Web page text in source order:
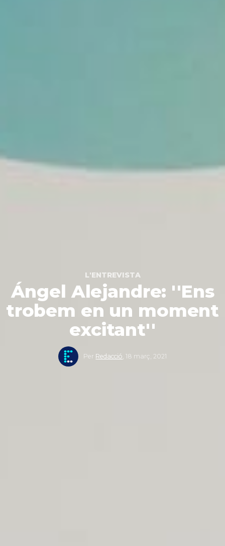
L'ENTREVISTA
Ángel Alejandre: ''Ens
trobem en un moment
excitant''
Per Redacció,18 març, 2021